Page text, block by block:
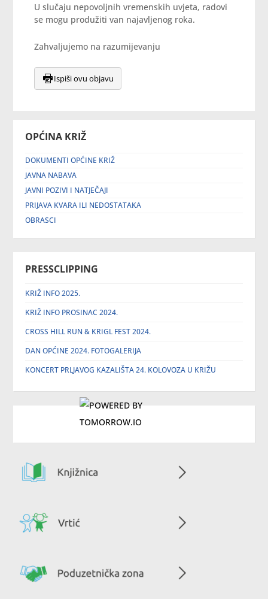
OPĆINA KRIŽ
DOKUMENTI OPĆINE KRIŽ
JAVNA NABAVA
JAVNI POZIVI I NATJEČAJI
PRIJAVA KVARA ILI NEDOSTATAKA
OBRASCI
PRESSCLIPPING
KRIŽ INFO 2025.
KRIŽ INFO PROSINAC 2024.
CROSS HILL RUN & KRIGL FEST 2024.
DAN OPĆINE 2024. FOTOGALERIJA
KONCERT PRLJAVOG KAZALIŠTA 24. KOLOVOZA U KRIŽU
U slučaju nepovoljnih vremenskih uvjeta, radovi
se mogu produžiti van najavljenog roka.
Zahvaljujemo na razumijevanju
Ispiši ovu objavu